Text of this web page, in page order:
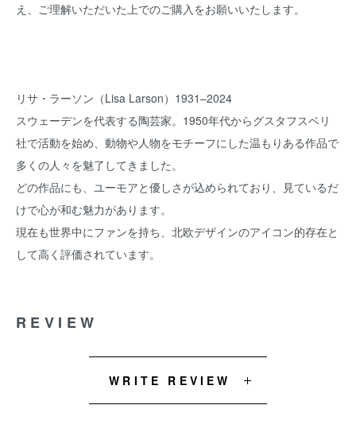
え、ご理解いただいた上でのご購入をお願いいたします。
リサ・ラーソン（Lisa Larson）1931–2024
スウェーデンを代表する陶芸家。1950年代からグスタフスベリ
社で活動を始め、動物や人物をモチーフにした温もりある作品で
多くの人々を魅了してきました。
どの作品にも、ユーモアと優しさが込められており、見ているだ
けで心が和む魅力があります。
現在も世界中にファンを持ち、北欧デザインのアイコン的存在と
して高く評価されています。
REVIEW
WRITE REVIEW